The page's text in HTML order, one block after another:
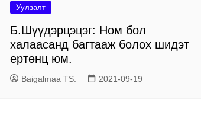
Уулзалт
Б.Шүүдэрцэцэг: Ном бол
халаасанд багтааж болох шидэт
ертөнц юм.
Baigalmaa TS. 2021-09-19